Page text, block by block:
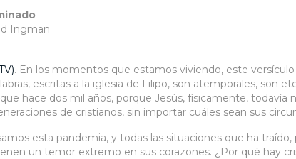
Ingman
. En los momentos que estamos viviendo, este
escritas a la iglesia de Filipo, son atemporales, son
hace dos mil años, porque Jesús, físicamente, todavía
de cristianos, sin importar cuáles sean sus
esta pandemia, y todas las situaciones que ha
un temor extremo en sus corazones. ¿Por qué hay